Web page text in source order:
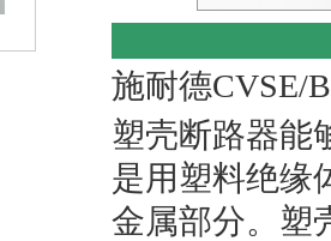
施耐德CVSE/
塑壳断路器能
是用塑料绝缘
金属部分。塑